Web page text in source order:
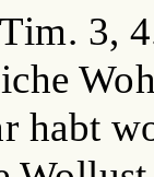
3,
habt